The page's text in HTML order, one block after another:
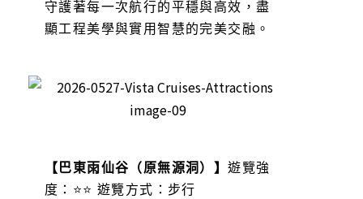
守護著每一次航行的平穩與高效，盡
顯工程美學與實用智慧的完美交融。
【巴東雨仙谷（原無源洞）】遊覽強
度：⭐⭐ 遊覽方式：步行